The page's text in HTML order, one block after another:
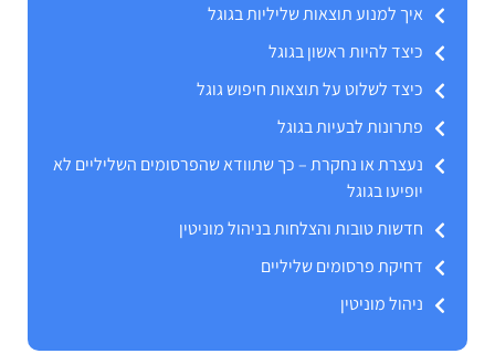
איך למנוע תוצאות שליליות בגוגל
כיצד להיות ראשון בגוגל
כיצד לשלוט על תוצאות חיפוש גוגל
פתרונות לבעיות בגוגל
נעצרת או נחקרת – כך שתוודא שהפרסומים השליליים לא
יופיעו בגוגל
חדשות טובות והצלחות בניהול מוניטין
דחיקת פרסומים שליליים
ניהול מוניטין